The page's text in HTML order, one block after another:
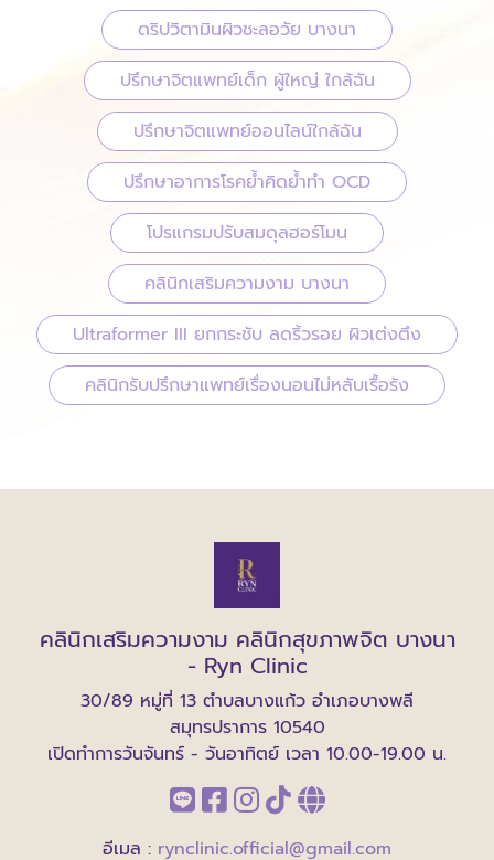
ดริปวิตามินผิวชะลอวัย บางนา
ปรึกษาจิตแพทย์เด็ก ผู้ใหญ่ ใกล้ฉัน
ปรึกษาจิตแพทย์ออนไลน์ใกล้ฉัน
ปรึกษาอาการโรคย้ำคิดย้ำทำ OCD
โปรแกรมปรับสมดุลฮอร์โมน
คลินิกเสริมความงาม บางนา
Ultraformer III ยกกระชับ ลดริ้วรอย ผิวเต่งตึง
คลินิกรับปรึกษาแพทย์เรื่องนอนไม่หลับเรื้อรัง
คลินิกเสริมความงาม คลินิกสุขภาพจิต บางนา
- Ryn Clinic
30/89 หมู่ที่ 13 ตำบลบางแก้ว อำเภอบางพลี
สมุทรปราการ 10540
เปิดทำการวันจันทร์ - วันอาทิตย์ เวลา 10.00-19.00 น.
อีเมล : rynclinic.official@gmail.com